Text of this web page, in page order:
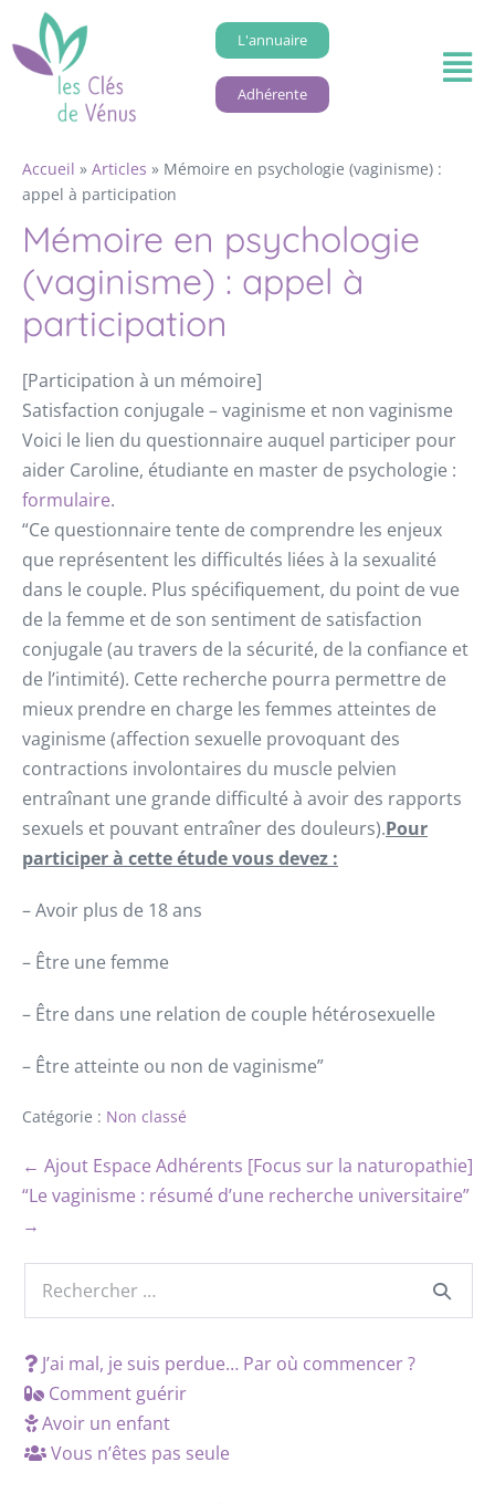
L'annuaire
Adhérente
Accueil » Articles » Mémoire en psychologie (vaginisme) :
appel à participation
Mémoire en psychologie
(vaginisme) : appel à
participation
[Participation à un mémoire]
Satisfaction conjugale – vaginisme et non vaginisme
Voici le lien du questionnaire auquel participer pour
aider Caroline, étudiante en master de psychologie :
formulaire.
“Ce questionnaire tente de comprendre les enjeux
que représentent les difficultés liées à la sexualité
dans le couple. Plus spécifiquement, du point de vue
de la femme et de son sentiment de satisfaction
conjugale (au travers de la sécurité, de la confiance et
de l’intimité). Cette recherche pourra permettre de
mieux prendre en charge les femmes atteintes de
vaginisme (affection sexuelle provoquant des
contractions involontaires du muscle pelvien
entraînant une grande difficulté à avoir des rapports
sexuels et pouvant entraîner des douleurs).Pour
participer à cette étude vous devez :
– Avoir plus de 18 ans
– Être une femme
– Être dans une relation de couple hétérosexuelle
– Être atteinte ou non de vaginisme”
Catégorie : Non classé
← Ajout Espace Adhérents [Focus sur la naturopathie]
“Le vaginisme : résumé d’une recherche universitaire”
→
J’ai mal, je suis perdue… Par où commencer ?
Comment guérir
Avoir un enfant
Vous n’êtes pas seule